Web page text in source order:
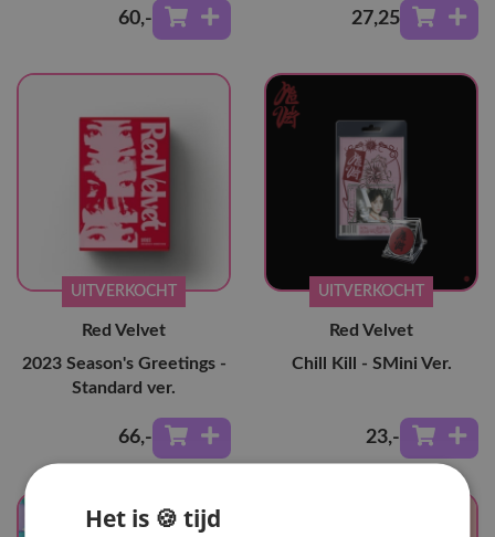
60,- 27,25
UITVERKOCHT
Red Velvet
2023 Season's Greetings -
Standard ver.
66,-
UITVERKOCHT
Red Velvet
Chill Kill - SMini Ver.
23,-
Het is 🍪 tijd